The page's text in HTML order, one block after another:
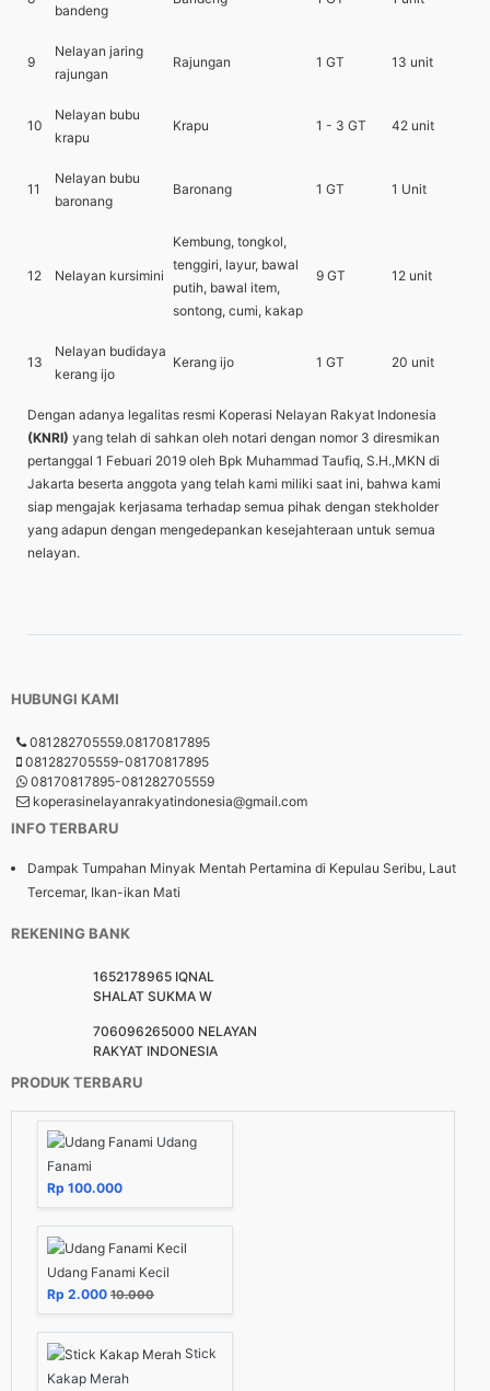
bandeng
9
Nelayan jaring
rajungan
Rajungan 1 GT 13 unit
10
Nelayan bubu
krapu
Krapu 1 - 3 GT 42 unit
11
Nelayan bubu
baronang
Baronang 1 GT 1 Unit
12 Nelayan kursimini
Kembung, tongkol,
tenggiri, layur, bawal
putih, bawal item,
sontong, cumi, kakap
9 GT 12 unit
13
Nelayan budidaya
kerang ijo
Kerang ijo 1 GT 20 unit
Dengan adanya legalitas resmi Koperasi Nelayan Rakyat Indonesia
(KNRI) yang telah di sahkan oleh notari dengan nomor 3 diresmikan
pertanggal 1 Febuari 2019 oleh Bpk Muhammad Taufiq, S.H.,MKN di
Jakarta beserta anggota yang telah kami miliki saat ini, bahwa kami
siap mengajak kerjasama terhadap semua pihak dengan stekholder
yang adapun dengan mengedepankan kesejahteraan untuk semua
nelayan.
HUBUNGI KAMI
081282705559.08170817895
081282705559-08170817895
08170817895-081282705559
koperasinelayanrakyatindonesia@gmail.com
INFO TERBARU
Dampak Tumpahan Minyak Mentah Pertamina di Kepulau Seribu, Laut
Tercemar, Ikan-ikan Mati
REKENING BANK
1652178965 IQNAL
SHALAT SUKMA W
706096265000 NELAYAN
RAKYAT INDONESIA
PRODUK TERBARU
Udang
Fanami
Rp 100.000
Udang Fanami Kecil
Rp 2.000 10.000
Stick
Kakap Merah